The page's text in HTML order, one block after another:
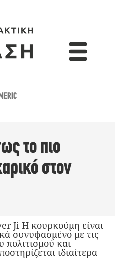
το πιο
στον
Ji Η κουρκούμη είναι
συνυφασμένο με τις
πολιτισμού και
ιδιαίτερα